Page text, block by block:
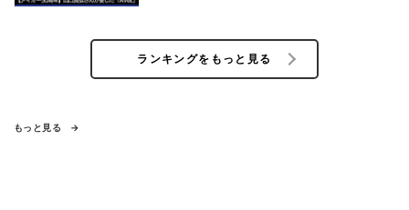
ランキングをもっと見る
もっと見る